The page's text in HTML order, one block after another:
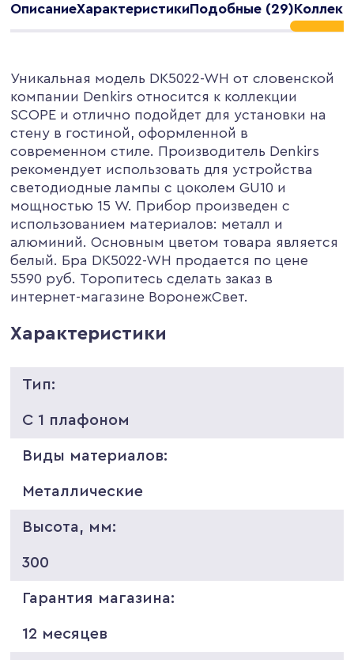
ОписаниеХарактеристикиПодобные (29)
Уникальная модель DK5022-WH от словенской
компании Denkirs относится к коллекции
SCOPE и отлично подойдет для установки на
стену в гостиной, оформленной в
современном стиле. Производитель Denkirs
рекомендует использовать для устройства
светодиодные лампы с цоколем GU10 и
мощностью 15 W. Прибор произведен с
использованием материалов: металл и
алюминий. Основным цветом товара является
белый. Бра DK5022-WH продается по цене
5590 руб. Торопитесь сделать заказ в
интернет-магазине ВоронежСвет.
Характеристики
Тип:
С 1 плафоном
Виды материалов:
Металлические
Высота, мм:
300
Гарантия магазина:
12 месяцев